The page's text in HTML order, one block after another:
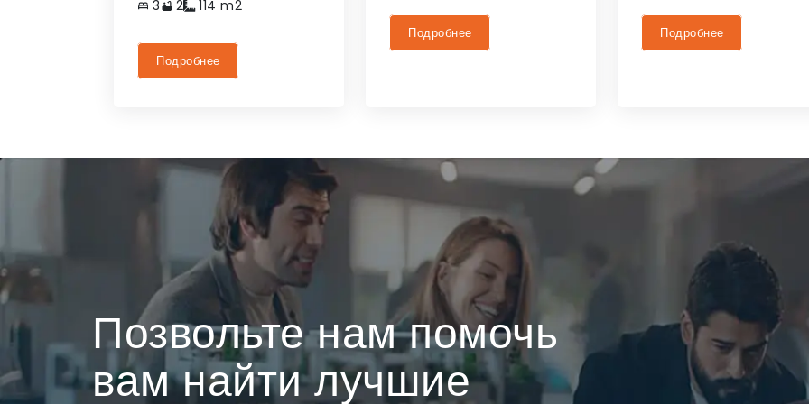
3
2 114 m2
Подробнее
Подробнее Подробнее
Позвольте нам помочь
вам найти лучшие